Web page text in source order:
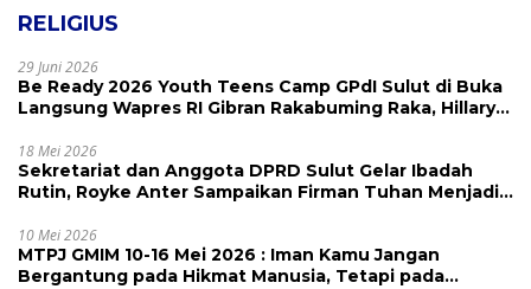
RELIGIUS
29 Juni 2026
Be Ready 2026 Youth Teens Camp GPdI Sulut di Buka
Langsung Wapres RI Gibran Rakabuming Raka, Hillary
18 Mei 2026
Sekretariat dan Anggota DPRD Sulut Gelar Ibadah
Rutin, Royke Anter Sampaikan Firman Tuhan Menjadi
10 Mei 2026
MTPJ GMIM 10-16 Mei 2026 : Iman Kamu Jangan
Bergantung pada Hikmat Manusia, Tetapi pada